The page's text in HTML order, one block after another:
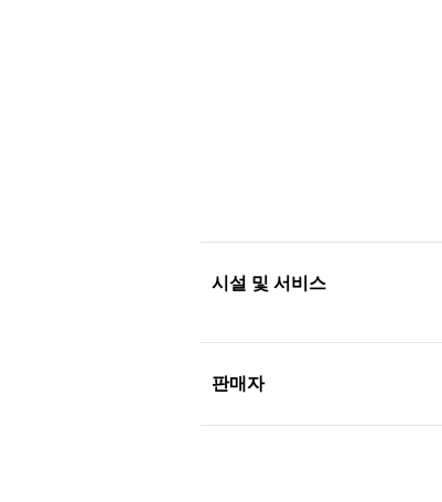
시설 및 서비스
판매자